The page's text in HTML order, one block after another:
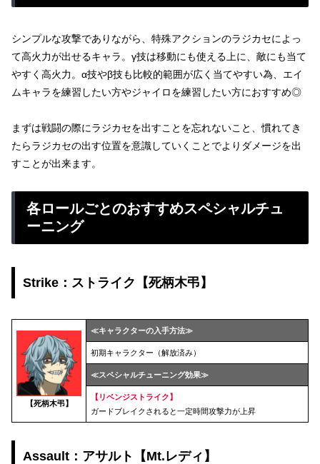
シンプルな攻撃でありながら、特殊アクションのラジカセによっ
て高火力が出せるキャラ。γ技は移動にも使える上に、敵にも当て
やすく高火力。α技やβ技も比較的範囲が広く当てやすい為、エイ
ムキャラを練習したい方やジャイロを練習したい方におすすめ◎
まずは戦闘の際にラジカセを出すことを忘れないこと、慣れてき
たらラジカセの出す位置を意識していくことでよりダメージを出
すことが出来ます。
各ロールごとのおすすめスペシャルチュ
ーニング
Strike：ストライク【死柄木弔】
【死柄木弔】
≪キャラクターの入手方法≫
初期キャラクター（解放済み）
≪スペシャルチューニング効果≫
【リベンジストライク】
ガードブレイクされると一定時間攻撃力が上昇
Assault：アサルト【Mt.レディ】